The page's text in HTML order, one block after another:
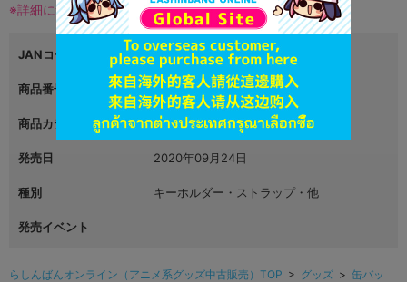
※詳細につきましてはコチラ
JANコード 4999999999999
商品番号 L03636370
商品カテゴリ グッズ
発売日 2020年09月24日
種別 キーホルダー・ストラップ・他
発売イベント
らしんばんオンライン（アニメ系グッズ中古販売）TOP > グッズ > 缶バッ